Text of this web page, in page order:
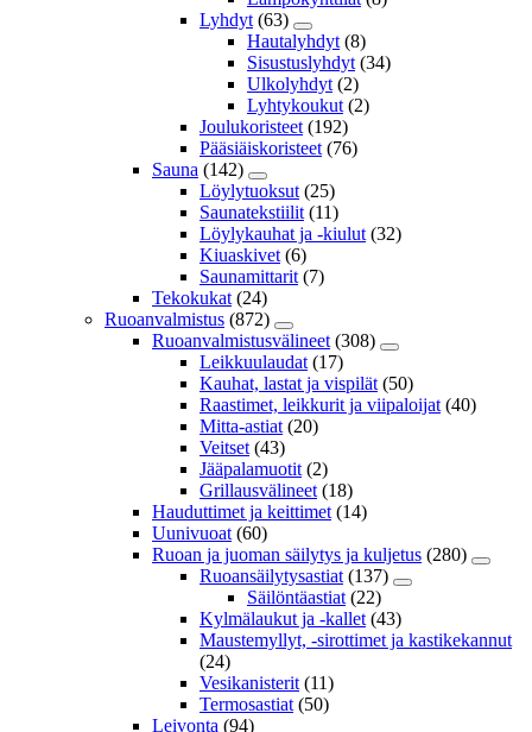
Lyhdyt (63)
Hautalyhdyt (8)
Sisustuslyhdyt (34)
Ulkolyhdyt (2)
Lyhtykoukut (2)
Joulukoristeet (192)
Pääsiäiskoristeet (76)
Sauna (142)
Löylytuoksut (25)
Saunatekstiilit (11)
Löylykauhat ja -kiulut (32)
Kiuaskivet (6)
Saunamittarit (7)
Tekokukat (24)
Ruoanvalmistus (872)
Ruoanvalmistusvälineet (308)
Leikkuulaudat (17)
Kauhat, lastat ja vispilät (50)
Raastimet, leikkurit ja viipaloijat (40)
Mitta-astiat (20)
Veitset (43)
Jääpalamuotit (2)
Grillausvälineet (18)
Hauduttimet ja keittimet (14)
Uunivuoat (60)
Ruoan ja juoman säilytys ja kuljetus (280)
Ruoansäilytysastiat (137)
Säilöntäastiat (22)
Kylmälaukut ja -kallet (43)
Maustemyllyt, -sirottimet ja kastikekannut
(24)
Vesikanisterit (11)
Termosastiat (50)
Leivonta (94)